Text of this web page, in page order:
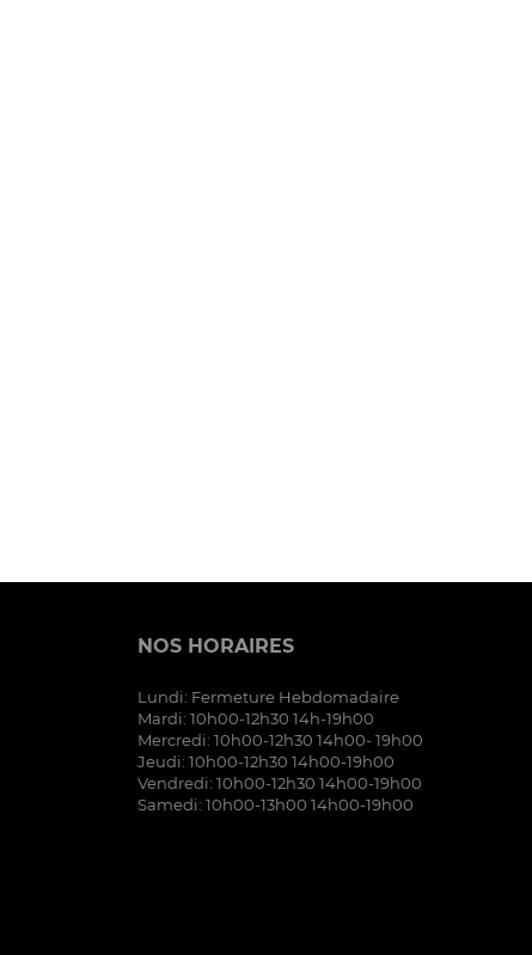
NOS HORAIRES
Lundi: Fermeture Hebdomadaire
Mardi: 10h00-12h30 14h-19h00
Mercredi: 10h00-12h30 14h00- 19h00
Jeudi: 10h00-12h30 14h00-19h00
Vendredi: 10h00-12h30 14h00-19h00
Samedi: 10h00-13h00 14h00-19h00